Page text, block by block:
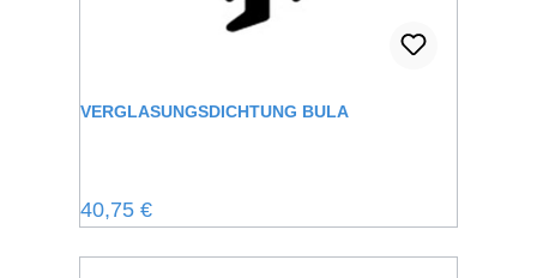
VERGLASUNGSDICHTUNG BULA
Regulärer Preis:
40,75 €